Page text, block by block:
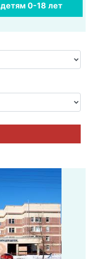
детям 0-18 лет